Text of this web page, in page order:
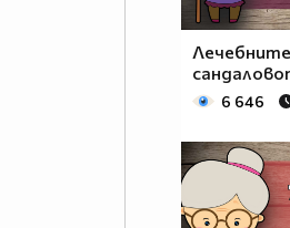
6 646